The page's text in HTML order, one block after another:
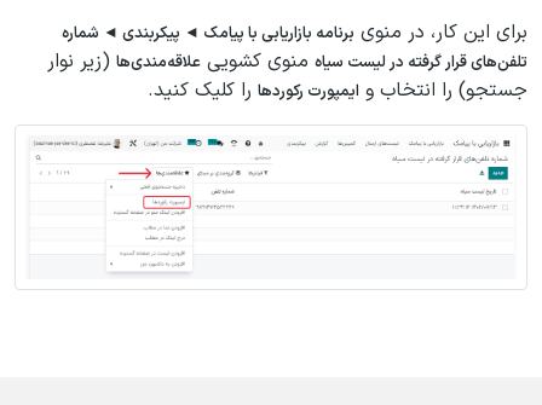
برای این کار، در منوی برنامه بازاریابی با پیامک ◄ پیکربندی ◄ شماره
تلفن‌های قرار گرفته در لیست سیاه منوی کشویی علاقه‌مندی‌ها (زیر نوار
جستجو) را انتخاب و ایمپورت رکوردها را کلیک کنید.